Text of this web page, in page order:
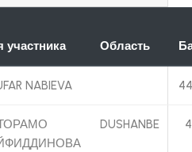
участника Область
NABIEVA
DUSHANBE